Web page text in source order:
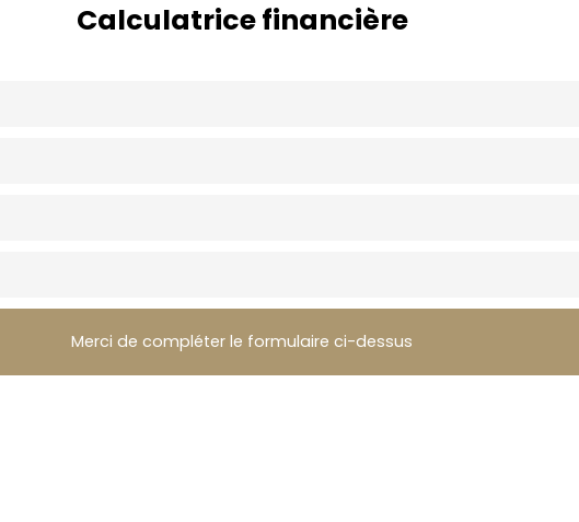
Calculatrice financière
Merci de compléter le formulaire ci-dessus